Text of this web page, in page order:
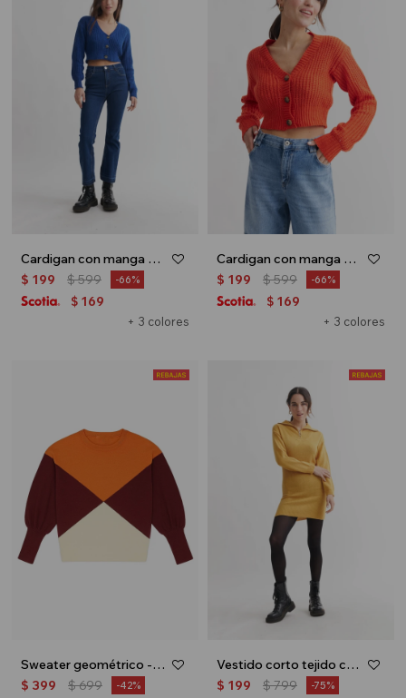
Cardigan con manga balloon - Azul
+ 3 colores
$ 199 $599 66
$ 169
Cardigan con manga balloon - Naranja
+ 3 colores
$ 199 $599 66
$ 169
Sweater geométrico - Lacre
$ 399 $699 42
Vestido corto tejido con medio cierre - Amarillo
$ 199 $799 75